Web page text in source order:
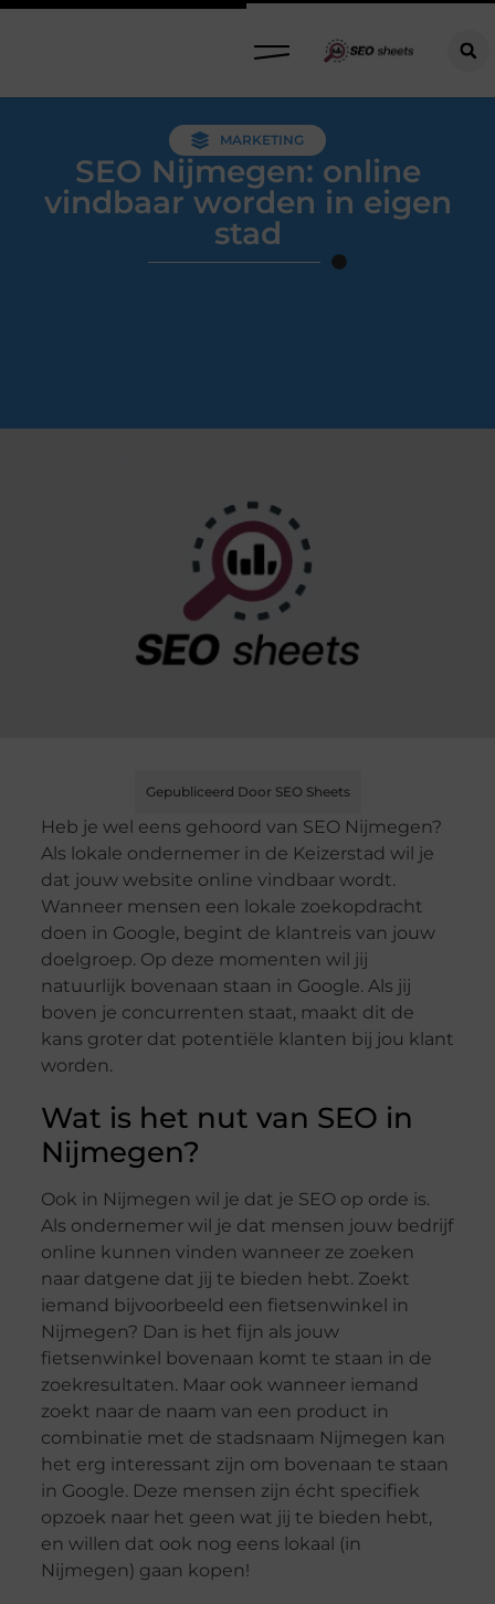
MARKETING
SEO Nijmegen: online
vindbaar worden in eigen
stad
Gepubliceerd Door SEO Sheets
Heb je wel eens gehoord van SEO Nijmegen?
Als lokale ondernemer in de Keizerstad wil je
dat jouw website online vindbaar wordt.
Wanneer mensen een lokale zoekopdracht
doen in Google, begint de klantreis van jouw
doelgroep. Op deze momenten wil jij
natuurlijk bovenaan staan in Google. Als jij
boven je concurrenten staat, maakt dit de
kans groter dat potentiële klanten bij jou klant
worden.
Wat is het nut van SEO in
Nijmegen?
Ook in Nijmegen wil je dat je SEO op orde is.
Als ondernemer wil je dat mensen jouw bedrijf
online kunnen vinden wanneer ze zoeken
naar datgene dat jij te bieden hebt. Zoekt
iemand bijvoorbeeld een fietsenwinkel in
Nijmegen? Dan is het fijn als jouw
fietsenwinkel bovenaan komt te staan in de
zoekresultaten. Maar ook wanneer iemand
zoekt naar de naam van een product in
combinatie met de stadsnaam Nijmegen kan
het erg interessant zijn om bovenaan te staan
in Google. Deze mensen zijn écht specifiek
opzoek naar het geen wat jij te bieden hebt,
en willen dat ook nog eens lokaal (in
Nijmegen) gaan kopen!